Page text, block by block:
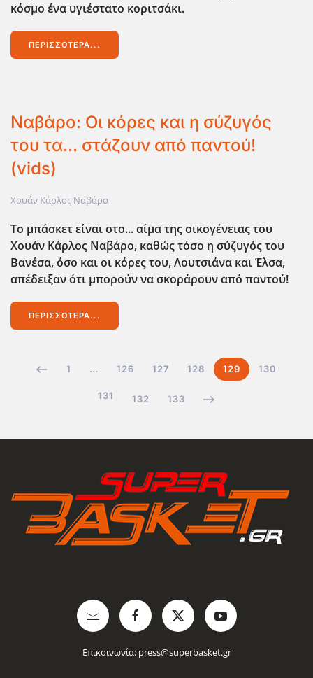
κόσμο ένα υγιέστατο κοριτσάκι.
ΠΕΡΙΣΣΌΤΕΡΑ...
Ναβάρο: Οι κόρες και η σύζυγός
του τα... στάζουν από παντού!
(vids)
Χουάν Κάρλος Ναβάρο
Το μπάσκετ είναι στο... αίμα της οικογένειας του
Χουάν Κάρλος Ναβάρο, καθώς τόσο η σύζυγός του
Βανέσα, όσο και οι κόρες του, Λουτσιάνα και Έλσα,
απέδειξαν ότι μπορούν να σκοράρουν από παντού!
ΠΕΡΙΣΣΌΤΕΡΑ...
1 … 126 127 128 129 130
131 132 133
Επικοινωνία: press@superbasket.gr